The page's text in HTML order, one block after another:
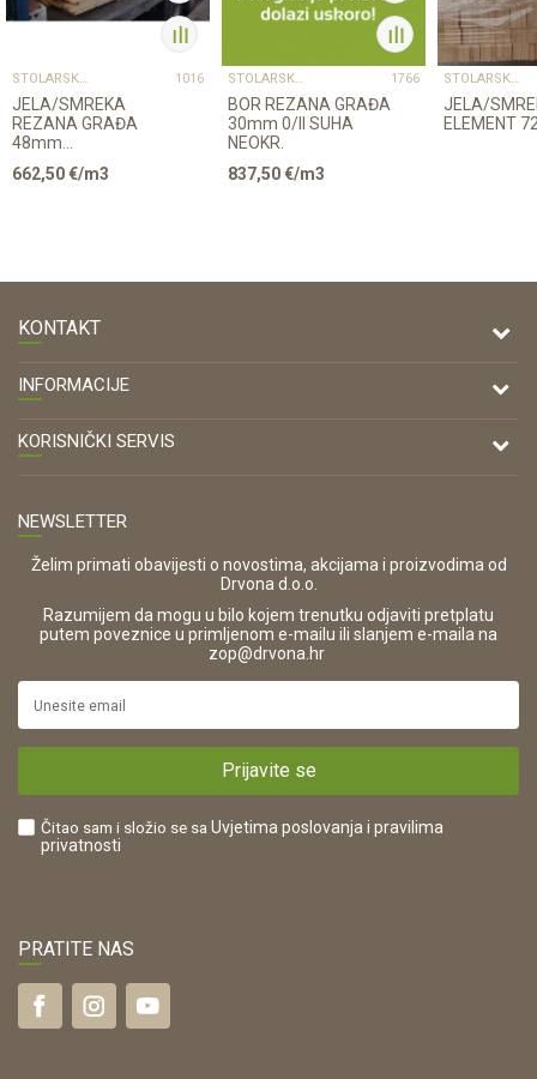
STOLARSKA GRAĐA 1016
JELA/SMREKA
REZANA GRAĐA
48mm
662,50€/m3
STOLARSKA GRAĐA 1766
BOR REZANA GRAĐA
30mm 0/II SUHA
NEOKR.
837,50€/m3
STOLARSKA GRAĐA
JELA/
ELEMENT
KONTAKT
DRVONA D.O.O.
Antuna Mihanovića 7,
47000 Karlovac
OIB:
42821181683
16280
https://www.drvona.hr/
POREZNI BROJ:
INFORMACIJE
O nama
KORISNIČKI SERVIS
Zaštita privatnosti i osobnih podataka
Korištenje kolačića
Pravo na odustajanje i jednostrani raskid ugovora
Reklamacije
Plaćanje karticama
Što dobivam registracijom?
NEWSLETTER
Želim primati obavijesti o novostima, akcijama i proizvodima od
Drvona d.o.o.
Razumijem da mogu u bilo kojem trenutku odjaviti pretplatu
putem poveznice u primljenom e-mailu ili slanjem e-maila na
zop@drvona.hr
Prijavite se
Čitao sam i složio se sa Uvjetima poslovanja i pravilima
privatnosti
PRATITE NAS